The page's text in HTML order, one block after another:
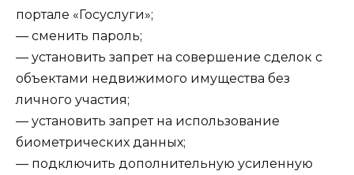
портале «Госуслуги»;
— сменить пароль;
— установить запрет на совершение сделок с
объектами недвижимого имущества без
личного участия;
— установить запрет на использование
биометрических данных;
— подключить дополнительную усиленную